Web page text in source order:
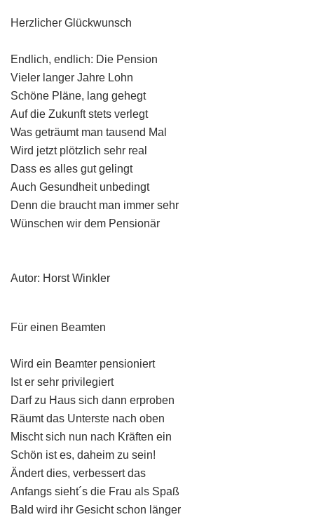
Herzlicher Glückwunsch
Endlich, endlich: Die Pension
Vieler langer Jahre Lohn
Schöne Pläne, lang gehegt
Auf die Zukunft stets verlegt
Was geträumt man tausend Mal
Wird jetzt plötzlich sehr real
Dass es alles gut gelingt
Auch Gesundheit unbedingt
Denn die braucht man immer sehr
Wünschen wir dem Pensionär
Autor: Horst Winkler
Für einen Beamten
Wird ein Beamter pensioniert
Ist er sehr privilegiert
Darf zu Haus sich dann erproben
Räumt das Unterste nach oben
Mischt sich nun nach Kräften ein
Schön ist es, daheim zu sein!
Ändert dies, verbessert das
Anfangs sieht´s die Frau als Spaß
Bald wird ihr Gesicht schon länger